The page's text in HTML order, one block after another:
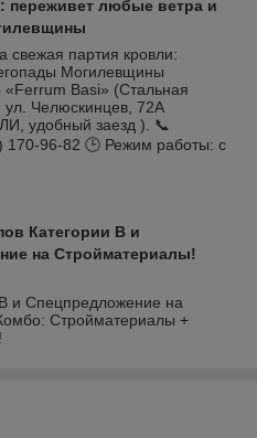
переживет любые ветра и
свежая партия кровли:
Могилевщины
«Ferrum Basi» (Стальная
ул. Челюскинцев, 72А
удобный заезд ). 📞
170-96-82 🕒 Режим работы: с
Категории В и
на Стройматериалы!
и Спецпредложение на
Стройматериалы +